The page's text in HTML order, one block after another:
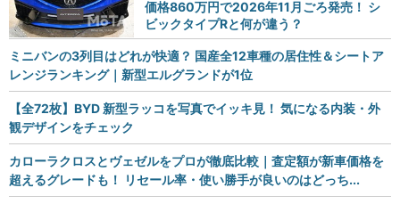
価格860万円で2026年11月ごろ発売！ シ
ビックタイプRと何が違う？
ミニバンの3列目はどれが快適？ 国産全12車種の居住性＆シートア
レンジランキング｜新型エルグランドが1位
【全72枚】BYD 新型ラッコを写真でイッキ見！ 気になる内装・外
観デザインをチェック
カローラクロスとヴェゼルをプロが徹底比較｜査定額が新車価格を
超えるグレードも！ リセール率・使い勝手が良いのはどっち...